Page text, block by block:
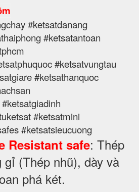
#ketsatdanang
#ketsatantoan
#ketsatvungtau
#ketsathanquoc
#ketsatmini
#ketsatsieucuong
Resistant safe: Thép
gỉ (Thép nhũ), dày và
phá két.